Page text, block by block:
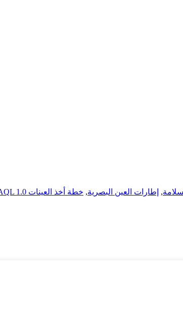
, إطارات العين البصرية, خطة أخذ العينات AQL 1.0